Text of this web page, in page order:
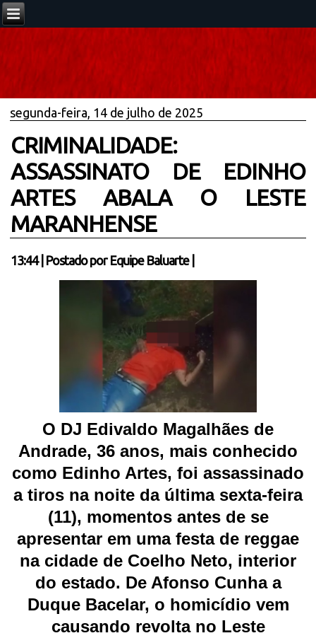
segunda-feira, 14 de julho de 2025
CRIMINALIDADE:
ASSASSINATO DE EDINHO
ARTES ABALA O LESTE
MARANHENSE
13:44| Postado por Equipe Baluarte
O DJ Edivaldo Magalhães de
Andrade, 36 anos, mais conhecido
como Edinho Artes, foi assassinado
a tiros na noite da última sexta-feira
(11), momentos antes de se
apresentar em uma festa de reggae
na cidade de Coelho Neto, interior
do estado. De Afonso Cunha a
Duque Bacelar, o homicídio vem
causando revolta no Leste